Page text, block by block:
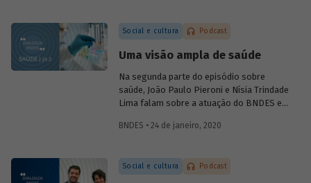
Sustentável, os ODS. No sexto episódio
, Marta
Bandeira de Freitas (BNDES) e Tatiana
Araújo (CEBDS) falam sobre importância
dessa agenda para enfrentar os principais
desafios relacionados ao
Social e cultura Podcast
Uma visão ampla de saúde
Na segunda parte do episódio sobre
saúde, João Paulo Pieroni e Nísia Trindade
Lima falam sobre a atuação do BNDES e
instituições contribuem para a
chamado complexo industrial e de
BNDES • 24 de janeiro, 2020
Social e cultura Podcast